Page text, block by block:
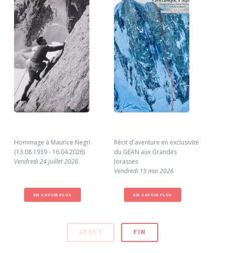
Hommage à Maurice Negri
(13.08.1939 - 16.04.2026)
Vendredi 24 juillet 2026
EN SAVOIR PLUS
Récit d'aventure en exclusivité
du GEAN aux Grandes
Jorasses
Vendredi 15 mai 2026
EN SAVOIR PLUS
DÉBUT FIN